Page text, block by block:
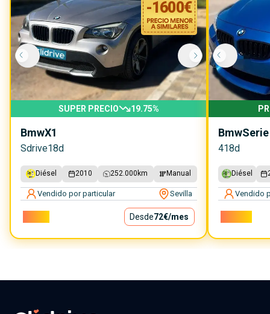
-1600€
SUPER PRECIO 19.75%
BmwX1
Sdrive18d
Diésel 2010 252.000 km Manual
Vendido por particular Sevilla
Desde72€/mes
BmwSerie
418d
Diésel
Vendido